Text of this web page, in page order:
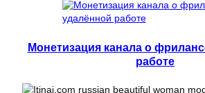
Монетизация канала о
работе